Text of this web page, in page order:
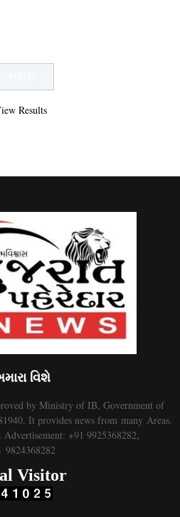
Results
વિશે
by Ministry of IB, Government of
It provides news from many Areas.
+91 9925368282,
9824368282
Visitor